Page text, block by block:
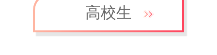
高校生